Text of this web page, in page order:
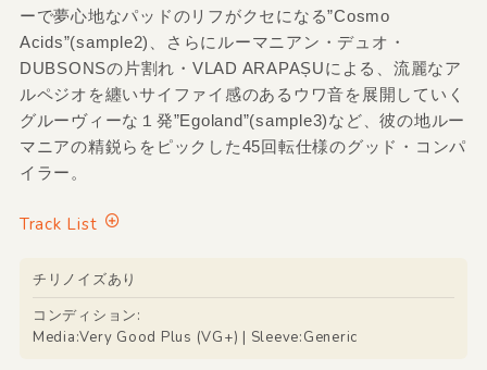
ーで夢心地なパッドのリフがクセになる”Cosmo
Acids”(sample2)、さらにルーマニアン・デュオ・
DUBSONSの片割れ・VLAD ARAPAȘUによる、流麗なア
ルペジオを纏いサイファイ感のあるウワ音を展開していく
グルーヴィーな１発”Egoland”(sample3)など、彼の地ルー
マニアの精鋭らをピックした45回転仕様のグッド・コンパ
イラー。
Track List
チリノイズあり
コンディション:
Media:Very Good Plus (VG+) | Sleeve:Generic